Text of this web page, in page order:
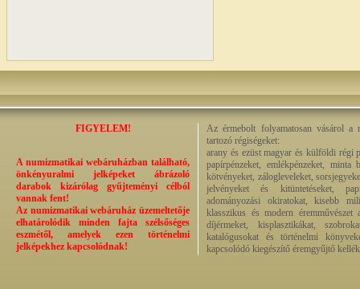
FIGYELEM!
A numizmatikai webáruházban található,
önkényuralmi jelképeket ábrázoló
darabok kizárólag gyűjteményi célból
vannak fent!
Az numizmatikai webáruház üzemeltetője
elhatárolódik minden fajta szélsőséges
eszmétől, amelyek ezen történelmi
jelképekhez kapcsolódnak!
Az érmebolt folyamatosan vásárol a
tartozó régiségeket:
arany és ezüst magyar és külföldi régi
papírpénzeket, emlékpénzeket, minta
kötvényeket, zálogleveleket,
jelvényeket és kitüntetéseket,
adományozási okiratokat, kisebb
klasszikus és modern éremművészet
díjérmeket, kisplasztikákat,
katalógusokat és történelmi
kapcsolódó kiegészítő éremgyűjtő